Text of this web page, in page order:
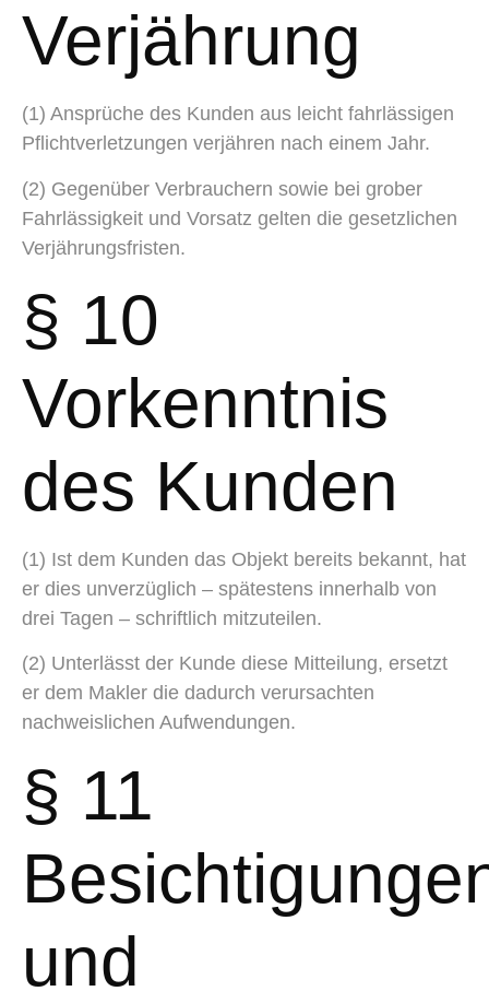
Verjährung
(1) Ansprüche des Kunden aus leicht fahrlässigen
Pflichtverletzungen verjähren nach einem Jahr.
(2) Gegenüber Verbrauchern sowie bei grober
Fahrlässigkeit und Vorsatz gelten die gesetzlichen
Verjährungsfristen.
§ 10
Vorkenntnis
des Kunden
(1) Ist dem Kunden das Objekt bereits bekannt, hat
er dies unverzüglich – spätestens innerhalb von
drei Tagen – schriftlich mitzuteilen.
(2) Unterlässt der Kunde diese Mitteilung, ersetzt
er dem Makler die dadurch verursachten
nachweislichen Aufwendungen.
§ 11
und